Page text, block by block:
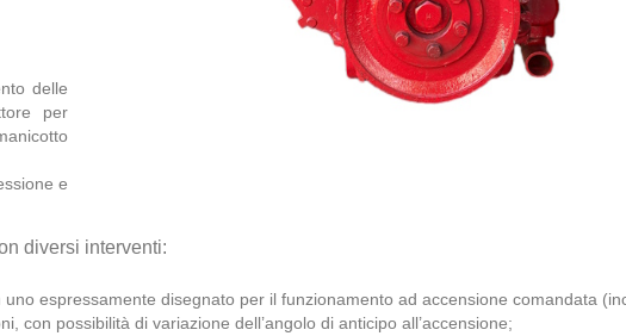
delle
per
e
diversi interventi:
espressamente disegnato per il funzionamento ad accensione comandata
con possibilità di variazione dell’angolo di anticipo all’accensione;